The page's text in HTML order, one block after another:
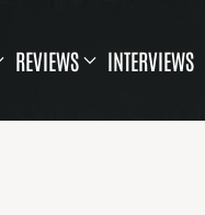
REVIEWS INTERVIEWS